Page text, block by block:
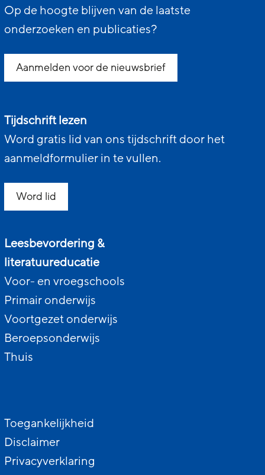
Op de hoogte blijven van de laatste
onderzoeken en publicaties?
Aanmelden voor de nieuwsbrief
Tijdschrift lezen
Word gratis lid van ons tijdschrift door het
aanmeldformulier in te vullen.
Word lid
Leesbevordering &
literatuureducatie
Voor- en vroegschools
Primair onderwijs
Voortgezet onderwijs
Beroepsonderwijs
Thuis
Toegankelijkheid
Disclaimer
Privacyverklaring